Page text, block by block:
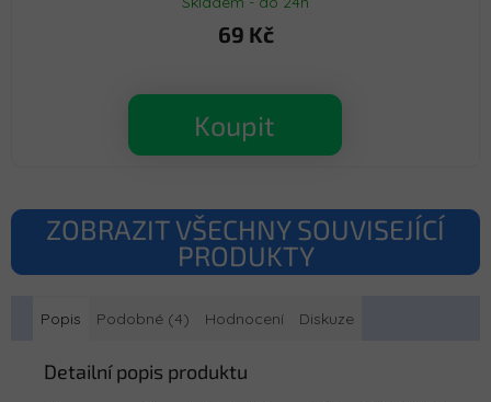
69 Kč
Koupit
ZOBRAZIT VŠECHNY SOUVISEJÍCÍ
PRODUKTY
Popis Podobné (4) Hodnocení Diskuze
Detailní popis produktu